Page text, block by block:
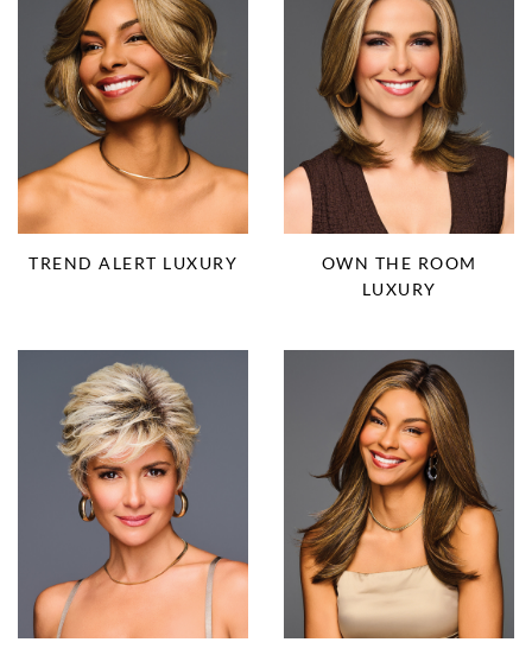
TREND ALERT LUXURY
OWN THE ROOM
LUXURY